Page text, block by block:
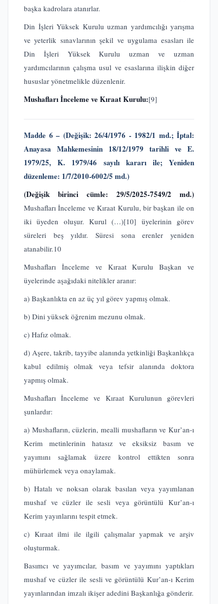
başka kadrolara atanırlar.
Din İşleri Yüksek Kurulu uzman yardımcılığı yarışma
ve yeterlik sınavlarının şekil ve uygulama esasları ile
Din İşleri Yüksek Kurulu uzman ve uzman
yardımcılarının çalışma usul ve esaslarına ilişkin diğer
hususlar yönetmelikle düzenlenir.
Mushafları İnceleme ve Kıraat Kurulu:[9]
Madde 6 – (Değişik: 26/4/1976 - 1982/1 md.; İptal:
Anayasa Mahkemesinin 18/12/1979 tarihli ve E.
1979/25, K. 1979/46 sayılı kararı ile; Yeniden
düzenleme: 1/7/2010-6002/5 md.)
(Değişik birinci cümle: 29/5/2025-7549/2 md.)
Mushafları İnceleme ve Kıraat Kurulu, bir başkan ile on
iki üyeden oluşur. Kurul (…)[10] üyelerinin görev
süreleri beş yıldır. Süresi sona erenler yeniden
atanabilir.10
Mushafları İnceleme ve Kıraat Kurulu Başkan ve
üyelerinde aşağıdaki nitelikler aranır:
a) Başkanlıkta en az üç yıl görev yapmış olmak.
b) Dini yüksek öğrenim mezunu olmak.
c) Hafız olmak.
d) Aşere, takrib, tayyibe alanında yetkinliği Başkanlıkça
kabul edilmiş olmak veya tefsir alanında doktora
yapmış olmak.
Mushafları İnceleme ve Kıraat Kurulunun görevleri
şunlardır:
a) Mushafların, cüzlerin, mealli mushafların ve Kur’an-ı
Kerim metinlerinin hatasız ve eksiksiz basım ve
yayımını sağlamak üzere kontrol ettikten sonra
mühürlemek veya onaylamak.
b) Hatalı ve noksan olarak basılan veya yayımlanan
mushaf ve cüzler ile sesli veya görüntülü Kur’an-ı
Kerim yayınlarını tespit etmek.
c) Kıraat ilmi ile ilgili çalışmalar yapmak ve arşiv
oluşturmak.
Basımcı ve yayımcılar, basım ve yayımını yaptıkları
mushaf ve cüzler ile sesli ve görüntülü Kur’an-ı Kerim
yayınlarından imzalı ikişer adedini Başkanlığa gönderir.